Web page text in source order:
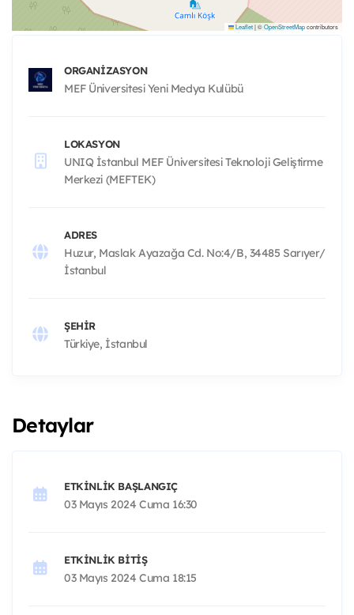
Leaflet|©OpenStreetMapcontributors
ORGANIZASYON
MEF Üniversitesi Yeni Medya Kulübü
LOKASYON
UNIQ İstanbul MEF Üniversitesi Teknoloji Geliştirme
Merkezi (MEFTEK)
ADRES
Huzur, Maslak Ayazağa Cd. No:4/B, 34485 Sarıyer/
İstanbul
ŞEHIR
Türkiye, İstanbul
Detaylar
ETKINLIK BAŞLANGIÇ
03 Mayıs 2024 Cuma 16:30
ETKINLIK BITIŞ
03 Mayıs 2024 Cuma 18:15